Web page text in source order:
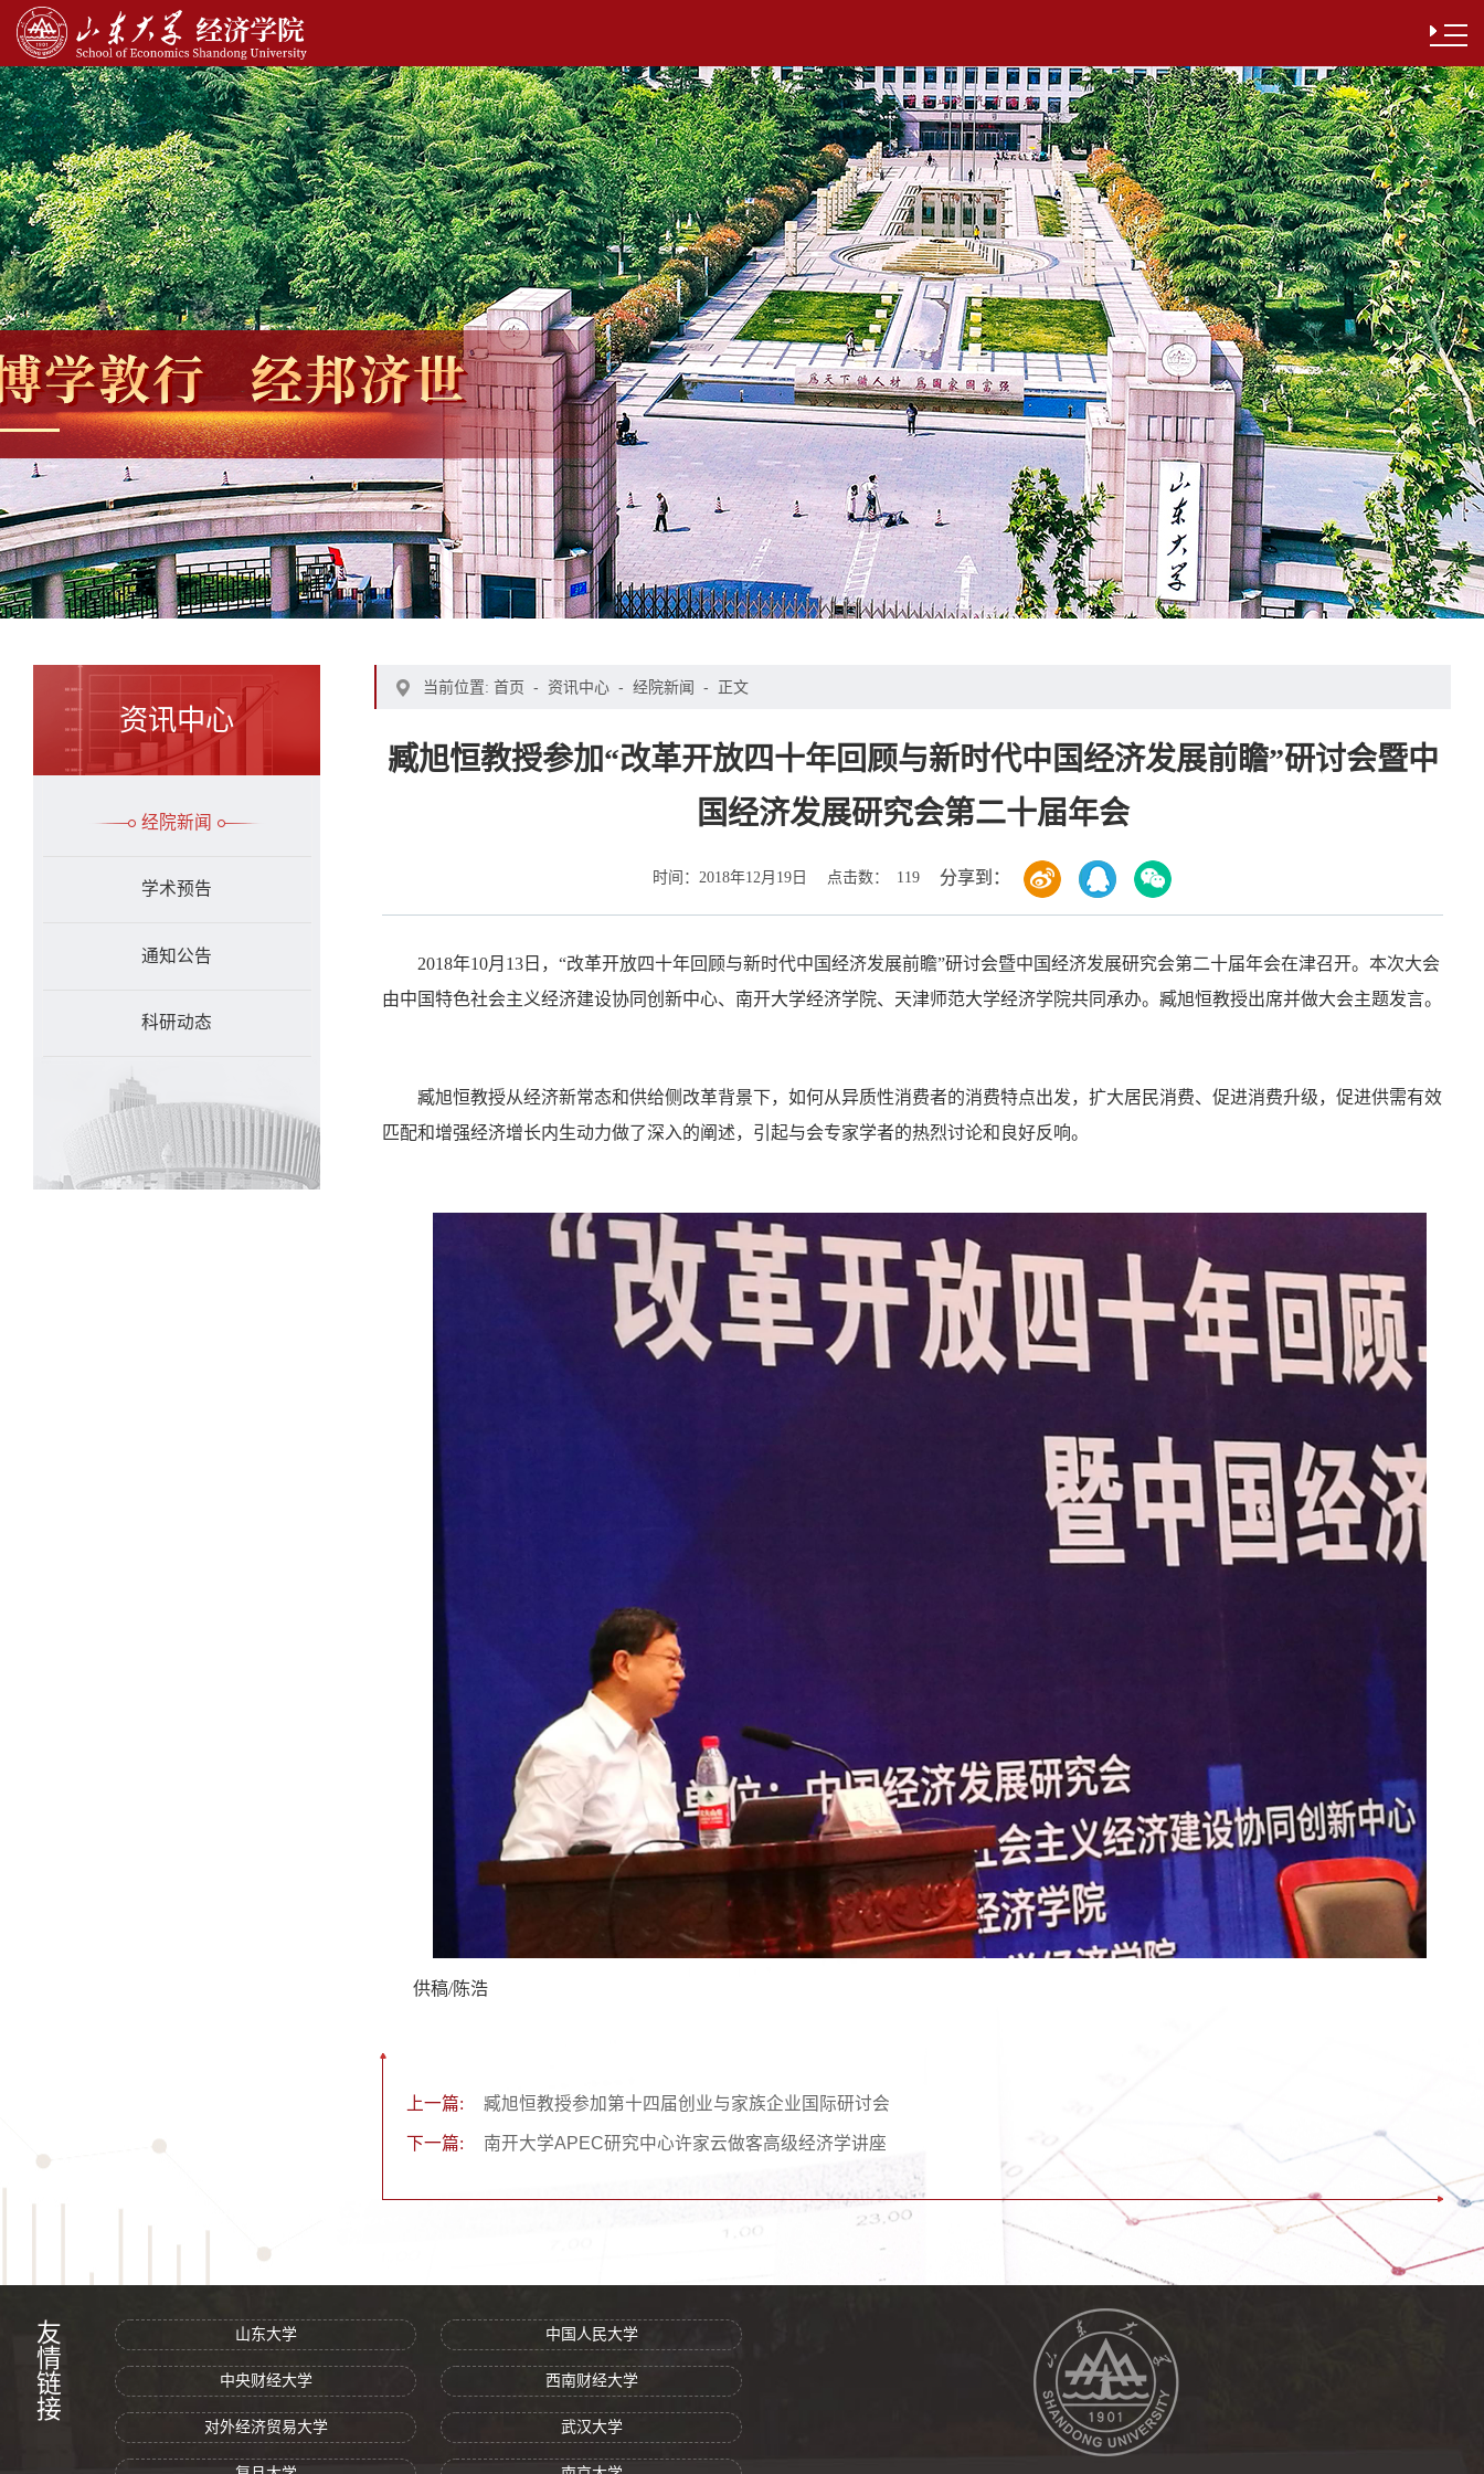
资讯中心
经院新闻
学术预告
通知公告
科研动态
当前位置: 首页 - 资讯中心 - 经院新闻 - 正文
臧旭恒教授参加“改革开放四十年回顾与新时代中国经济发展前瞻”研讨会暨中
国经济发展研究会第二十届年会
时间： 2018年12月19日 点击数： 119 分享到：
2018年10月13日，“改革开放四十年回顾与新时代中国经济发展前瞻”研讨会暨中国经济发展研究会第二十届年会在津召开。本次大会
由中国特色社会主义经济建设协同创新中心、南开大学经济学院、天津师范大学经济学院共同承办。臧旭恒教授出席并做大会主题发言。
臧旭恒教授从经济新常态和供给侧改革背景下，如何从异质性消费者的消费特点出发，扩大居民消费、促进消费升级，促进供需有效
匹配和增强经济增长内生动力做了深入的阐述，引起与会专家学者的热烈讨论和良好反响。
供稿/陈浩
上一篇: 臧旭恒教授参加第十四届创业与家族企业国际研讨会
下一篇: 南开大学APEC研究中心许家云做客高级经济学讲座
友情链接 山东大学 中国人民大学
中央财经大学 西南财经大学
对外经济贸易大学 武汉大学